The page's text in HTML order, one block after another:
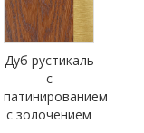
Дуб рустикаль
с
патинированием
с золочением